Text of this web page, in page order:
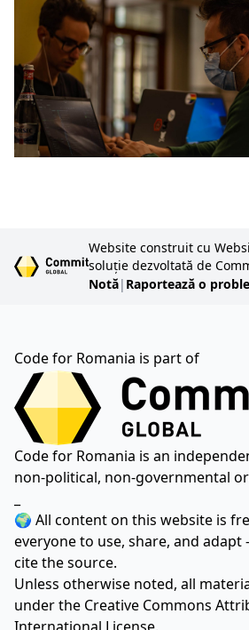
Website construit cu
soluție dezvoltată de
Notă| Raportează o
Code for Romania is part of
Code for Romania is an
non-political, non-governmental
🌍 All content on this website is
everyone to use, share, and
cite the source.
Unless otherwise noted, all
under the Creative Commons